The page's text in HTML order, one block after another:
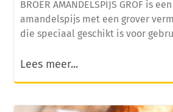
BROER AMANDELSPIJS GROF is
amandelspijs met een grover
die speciaal geschikt is voor
Lees meer...